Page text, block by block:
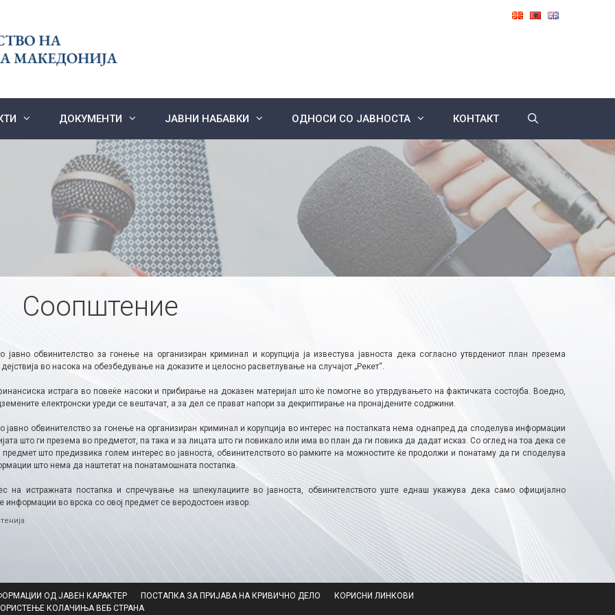
ДОКУМЕНТИ ЈАВНИ НАБАВКИ ОДНОСИ СО ЈАВНОСТА КОНТАКТ
Соопштение
јавно обвинителство за гонење на организиран криминал и корупција ја известува јавноста дека согласно утврдениот план презема
во насока на обезбедување на доказите и целосно расветлување на случајот „Рекет“.
истрага во повеќе насоки и прибирање на доказен материјал што ќе помогне во утврдувањето на фактичката состојба. Воедно,
електронски уреди се вештачат, а за дел се прават напори за декриптирање на пронајдените содржини.
јавно обвинителство за гонење на организиран криминал и корупција во интерес на постапката нема однапред да споделува информации
што ги презема во предметот, па така и за лицата што ги повикало или има во план да ги повика да дадат исказ. Со оглед на тоа дека се
предмет што предизвика голем интерес во јавноста, обвинителството во рамките на можностите ќе продолжи и понатаму да ги споделува
што нема да наштетат на понатамошната постапка.
на истражната постапка и спречување на шпекулациите во јавноста, обвинителството уште еднаш укажува дека само официјално
информации во врска со овој предмет се веродостоен извор.
ОД ЈАВЕН КАРАКТЕР ПОСТАПКА ЗА ПРИЈАВА НА КРИВИЧНО ДЕЛО
КОРИСНИ ЛИНКОВИ
КОЛАЧИЊА ВЕБ СТРАНА